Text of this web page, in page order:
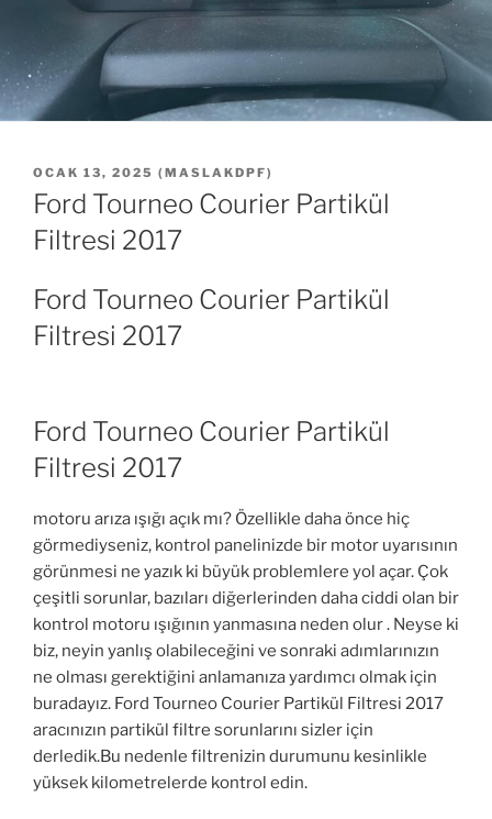
YAYIM
TARIHI
OCAK 13, 2025 ( MASLAKDPF)
Ford Tourneo Courier Partikül
Filtresi 2017
Ford Tourneo Courier Partikül
Filtresi 2017
Ford Tourneo Courier Partikül
Filtresi 2017
motoru arıza ışığı açık mı? Özellikle daha önce hiç
görmediyseniz, kontrol panelinizde bir motor uyarısının
görünmesi ne yazık ki büyük problemlere yol açar. Çok
çeşitli sorunlar, bazıları diğerlerinden daha ciddi olan bir
kontrol motoru ışığının yanmasına neden olur . Neyse ki
biz, neyin yanlış olabileceğini ve sonraki adımlarınızın
ne olması gerektiğini anlamanıza yardımcı olmak için
buradayız. Ford Tourneo Courier Partikül Filtresi 2017
aracınızın partikül filtre sorunlarını sizler için
derledik.Bu nedenle filtrenizin durumunu kesinlikle
yüksek kilometrelerde kontrol edin.